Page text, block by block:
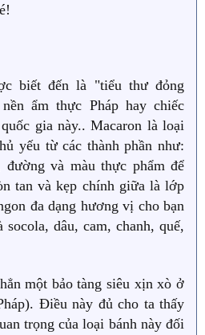
biết đến là "tiểu thư đỏng
ẩm thực Pháp hay chiếc
gia này.. Macaron là loại
yếu từ các thành phần như:
đường và màu thực phẩm để
tan và kẹp chính giữa là lớp
đa dạng hương vị cho bạn
dâu, cam, chanh, quế,
một bảo tàng siêu xịn xò ở
Điều này đủ cho ta thấy
trọng của loại bánh này đối